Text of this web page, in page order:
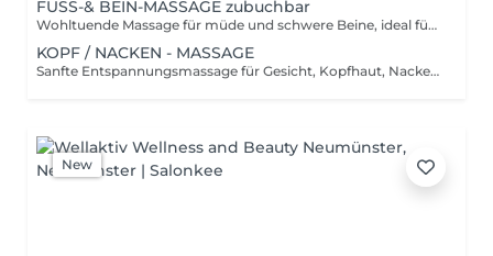
FUSS-& BEIN-MASSAGE zubuchbar
Wohltuende Massage für müde und schwere Beine, ideal für: Menschen mit stehenden berufen, Sportler oder bei geschwollenen und müden Beinen
KOPF / NACKEN - MASSAGE
Sanfte Entspannungsmassage für Gesicht, Kopfhaut, Nacken und Schultern. Kann unterstützen bei: Stress Innerer Unruhe Bildschirmarbeit Erschöpfung
New